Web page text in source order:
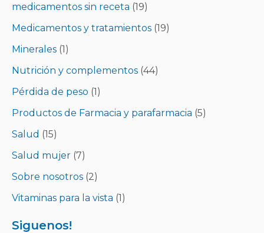
medicamentos sin receta (19)
Medicamentos y tratamientos (19)
Minerales (1)
Nutrición y complementos (44)
Pérdida de peso (1)
Productos de Farmacia y parafarmacia (5)
Salud (15)
Salud mujer (7)
Sobre nosotros (2)
Vitaminas para la vista (1)
Siguenos!